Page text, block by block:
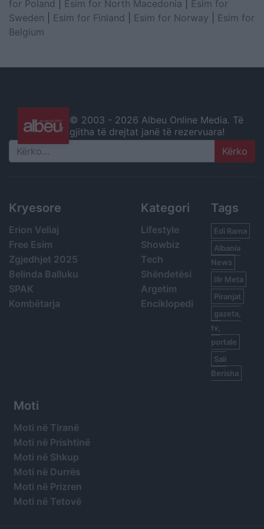
for Poland
Esim for North Macedonia
Esim for
Sweden
Esim for Finland Esim for Norway
Esim for
Belgium
© 2003 - 2026 Albeu Online Media. Të
gjitha të drejtat janë të rezervuara!
Search
Kryesore
Erion Veliaj
Free Esim
Zgjedhjet 2025
Belinda Balluku
SPAK
Kombëtarja
Kategori
Lifestyle
Showbiz
Tech
Shëndetësi
Argetim
Enciklopedi
Tags
Edi Rama
Albania
News
Ilir Meta
Piranjat
gazeta,
tv,
portale
Sali
Berisha
Moti
Moti në Tiranë
Moti në Prishtinë
Moti në Shkup
Moti në Durrës
Moti në Prizren
Moti në Tetovë